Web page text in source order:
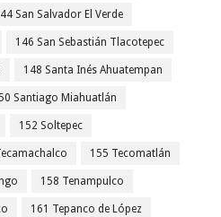
San Salvador El Verde
146 San Sebastián Tlacotepec
148 Santa Inés Ahuatempan
Santiago Miahuatlán
152 Soltepec
155 Tecomatlán
158 Tenampulco
161 Tepanco de López